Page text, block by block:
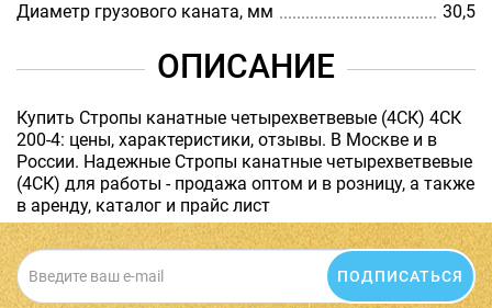
Диаметр грузового каната, мм
30,5
ОПИСАНИЕ
Купить Стропы канатные четырехветвевые (4СК) 4СК
200-4: цены, характеристики, отзывы. В Москве и в
России. Надежные Стропы канатные четырехветвевые
(4СК) для работы - продажа оптом и в розницу, а также
в аренду, каталог и прайс лист
ПОДПИСАТЬСЯ